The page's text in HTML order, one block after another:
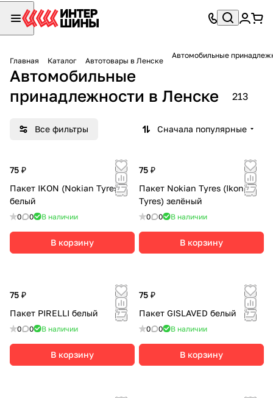
Главная Каталог Автотовары в Ленске
Автомобильные
Автомобильные
принадлежности в Ленске
213
Все фильтры Сначала популярные
75 ₽
Пакет IKON (Nokian Tyres)
белый
0 0 В наличии
В корзину
75 ₽
Пакет Nokian Tyres (Ikon
Tyres) зелёный
0 0 В наличии
В корзину
75 ₽
Пакет PIRELLI белый
0 0 В наличии
В корзину
75 ₽
Пакет GISLAVED белый
0 0 В наличии
В корзину